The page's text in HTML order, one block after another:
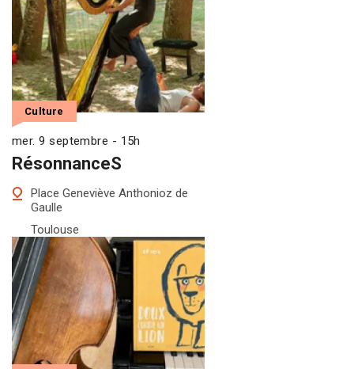
RésonnanceS
Culture
mer. 9 septembre - 15h
Place Geneviève Anthonioz de
Gaulle
Toulouse